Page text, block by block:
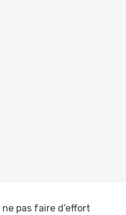
pas faire d’effort